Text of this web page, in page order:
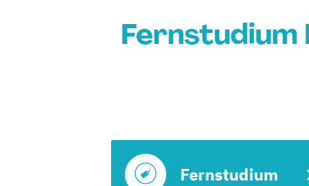
Fernstudium
Fernstudium